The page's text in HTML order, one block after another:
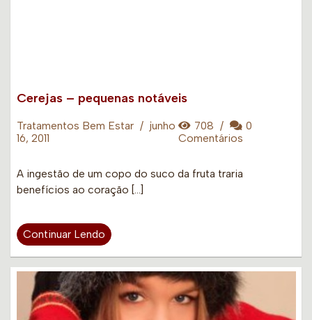
Cerejas – pequenas notáveis
Tratamentos Bem Estar / junho
16, 2011
708 /
0
Comentários
A ingestão de um copo do suco da fruta traria
benefícios ao coração […]
Continuar Lendo